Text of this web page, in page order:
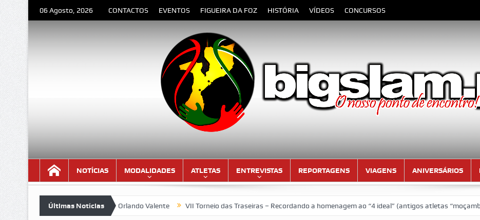
06 Agosto, 2026 CONTACTOS EVENTOS FIGUEIRA DA FOZ HISTÓRIA VÍDEOS CONCURSOS
NOTÍCIAS MODALIDADES ATLETAS ENTREVISTAS REPORTAGENS VIAGENS ANIVERSÁRIOS
Últimas Notícias
DESPEDIDA” – Poema de Orlando Valente VII Torneio das Traseiras – Recordando a homenagem ao “4 ideal” (antigos atletas “moçambicanos”